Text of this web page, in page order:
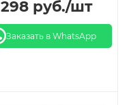
298 руб./шт
Заказать в WhatsApp